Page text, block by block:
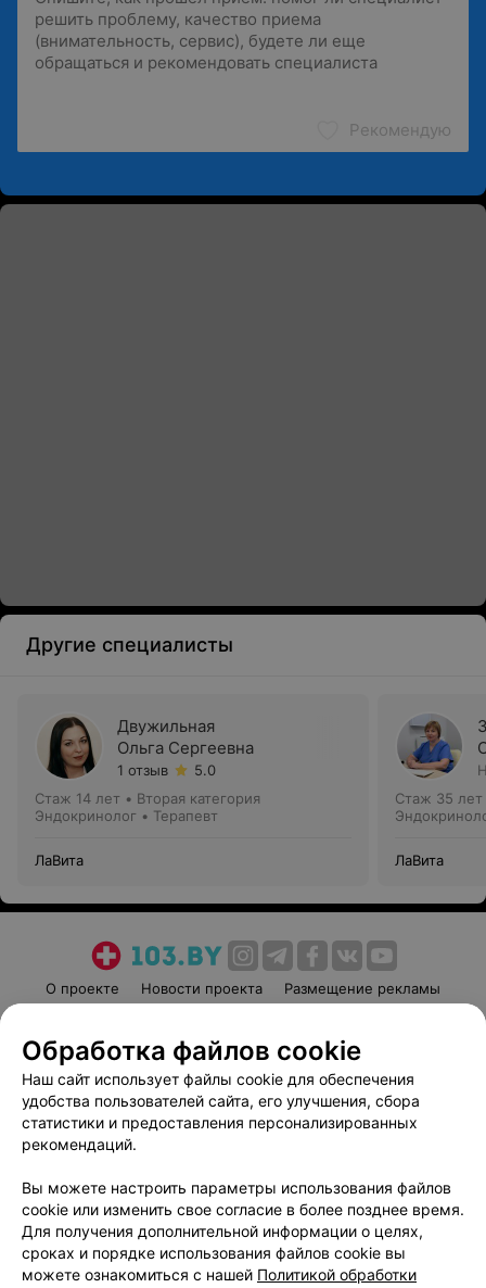
Рекомендую
Другие специалисты
Двужильная
Ольга Сергеевна
1 отзыв
5.0
Стаж 14 лет • Вторая категория
Эндокринолог • Терапевт
ЛаВита
Стаж 35 лет
ЛаВита
О проекте Новости проекта
Размещение рекламы
Пользовательское соглашение
Способы оплаты
Вакансии
Партнеры
Написать руководителю 103.by
Обработка персональных данных
Обработка файлов cookie
Наш сайт использует файлы cookie для обеспечения
удобства пользователей сайта, его улучшения, сбора
статистики и предоставления персонализированных
рекомендаций.
Вы можете настроить параметры использования файлов
cookie или изменить свое согласие в более позднее время.
Для получения дополнительной информации о целях,
сроках и порядке использования файлов cookie вы
можете ознакомиться с нашей Политикой обработки